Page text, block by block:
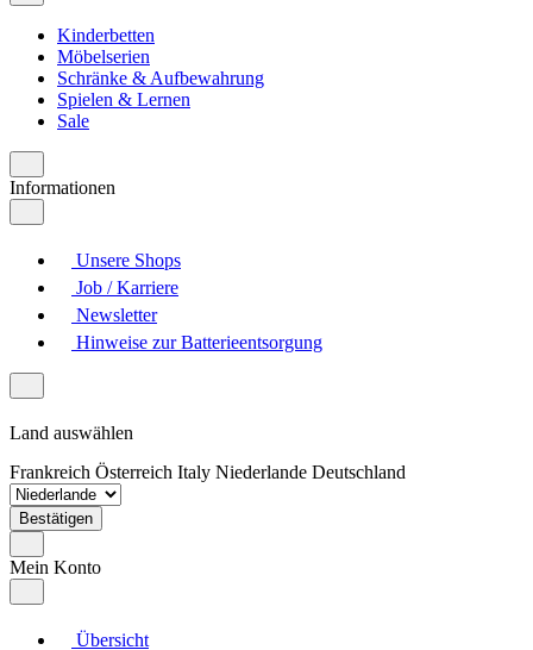
Kinderbetten
Möbelserien
Schränke & Aufbewahrung
Spielen & Lernen
Sale
Informationen
Unsere Shops
Job / Karriere
Newsletter
Hinweise zur Batterieentsorgung
Land auswählen
Frankreich Österreich Italy Niederlande Deutschland
Bestätigen
Mein Konto
Übersicht